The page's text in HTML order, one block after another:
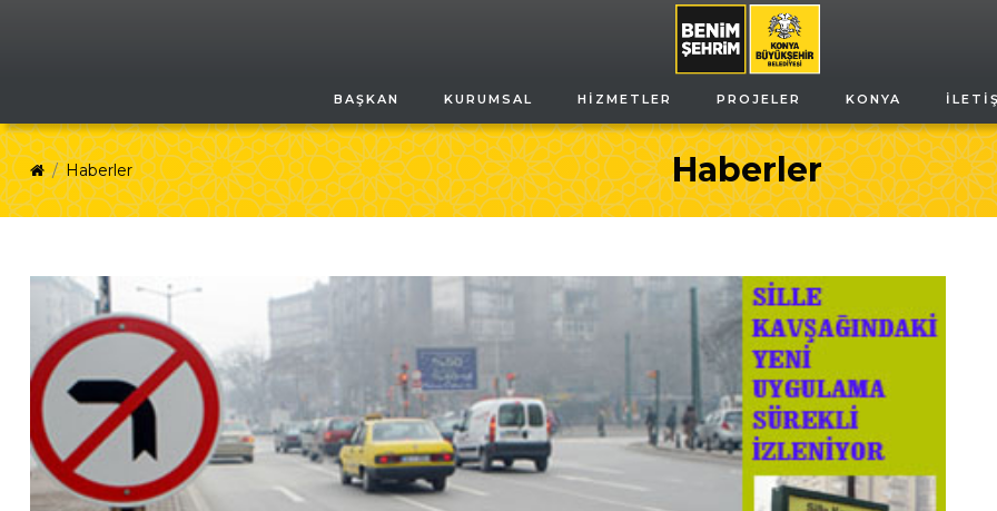
BAŞKAN KURUMSAL HIZMETLER PROJELER KONYA
Haberler
Haberler